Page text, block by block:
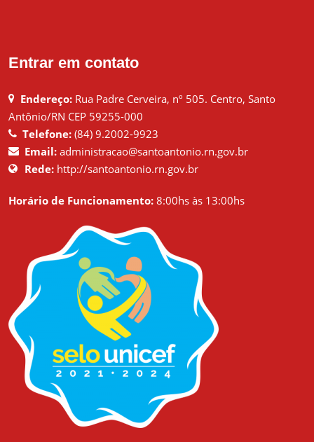
Entrar em contato
Endereço: Rua Padre Cerveira, nº 505. Centro, Santo
Antônio/RN CEP 59255-000
Telefone: (84) 9.2002-9923
Email: administracao@santoantonio.rn.gov.br
Rede: http://santoantonio.rn.gov.br
Horário de Funcionamento: 8:00hs às 13:00hs